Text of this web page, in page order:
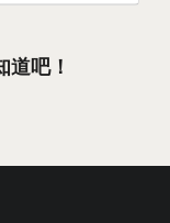
道吧！